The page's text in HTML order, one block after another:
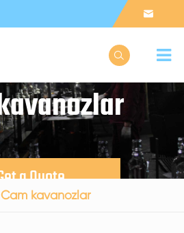


a Quote
Cam kavanozlar